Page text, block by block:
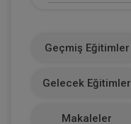
1
Geçmiş Eğitimler
Gelecek Eğitimler
Makaleler